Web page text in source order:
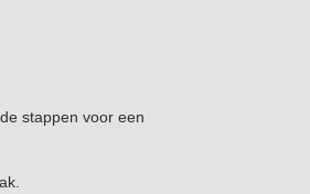
stappen voor een